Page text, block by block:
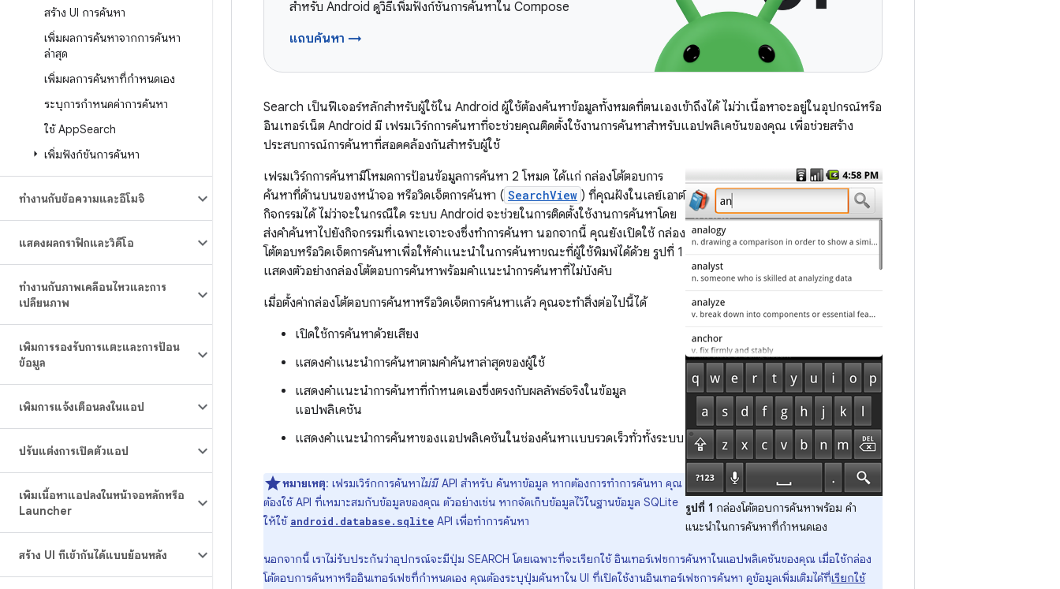
สร้าง UI การค้นหา
เพิ่มผลการค้นหาจากการค้นหา
ล่าสุด
เพิ่มผลการค้นหาที่กำหนดเอง
ระบุการกำหนดค่าการค้นหา
ใช้ AppSearch
เพิ่มฟังก์ชันการค้นหา
ทำงานกับข้อความและอีโมจิ
แสดงผลกราฟิกและวิดีโอ
ทำงานกับภาพเคลื่อนไหวและการ
เปลี่ยนภาพ
เพิ่มการรองรับการแตะและการป้อน
ข้อมูล
เพิ่มการแจ้งเตือนลงในแอป
ปรับแต่งการเปิดตัวแอป
เพิ่มเนื้อหาแอปลงในหน้าจอหลักหรือ
Launcher
สร้าง UI ที่เข้ากันได้แบบย้อนหลัง
สำหรับ Android ดูวิธีเพิ่มฟังก์ชันการค้นหาใน Compose
แถบค้นหา →
Search เป็นฟีเจอร์หลักสำหรับผู้ใช้ใน Android ผู้ใช้ต้องค้นหาข้อมูลทั้งหมดที่ตนเองเข้าถึงได้ ไม่ว่าเนื้อหาจะอยู่ในอุปกรณ์หรือ
อินเทอร์เน็ต Android มี เฟรมเวิร์กการค้นหาที่จะช่วยคุณติดตั้งใช้งานการค้นหาสำหรับแอปพลิเคชันของคุณ เพื่อช่วยสร้าง
ประสบการณ์การค้นหาที่สอดคล้องกันสำหรับผู้ใช้
รูปที่ 1 กล่องโต้ตอบการค้นหาพร้อม คำ
แนะนำในการค้นหาที่กำหนดเอง
เฟรมเวิร์กการค้นหามีโหมดการป้อนข้อมูลการค้นหา 2 โหมด ได้แก่ กล่องโต้ตอบการ
ค้นหาที่ด้านบนของหน้าจอ หรือวิดเจ็ตการค้นหา ( SearchView ) ที่คุณฝังในเลย์เอาต์
กิจกรรมได้ ไม่ว่าจะในกรณีใด ระบบ Android จะช่วยในการติดตั้งใช้งานการค้นหาโดย
ส่งคำค้นหาไปยังกิจกรรมที่เฉพาะเจาะจงซึ่งทำการค้นหา นอกจากนี้ คุณยังเปิดใช้ กล่อง
โต้ตอบหรือวิดเจ็ตการค้นหาเพื่อให้คำแนะนำในการค้นหาขณะที่ผู้ใช้พิมพ์ได้ด้วย รูปที่ 1
แสดงตัวอย่างกล่องโต้ตอบการค้นหาพร้อมคำแนะนำการค้นหาที่ไม่บังคับ
เมื่อตั้งค่ากล่องโต้ตอบการค้นหาหรือวิดเจ็ตการค้นหาแล้ว คุณจะทำสิ่งต่อไปนี้ได้
เปิดใช้การค้นหาด้วยเสียง
แสดงคำแนะนำการค้นหาตามคำค้นหาล่าสุดของผู้ใช้
แสดงคำแนะนำการค้นหาที่กำหนดเองซึ่งตรงกับผลลัพธ์จริงในข้อมูล
แอปพลิเคชัน
แสดงคำแนะนำการค้นหาของแอปพลิเคชันในช่องค้นหาแบบรวดเร็วทั่วทั้งระบบ
หมายเหตุ: เฟรมเวิร์กการค้นหาไม่มี API สำหรับ ค้นหาข้อมูล หากต้องการทำการค้นหา คุณ
ต้องใช้ API ที่เหมาะสมกับข้อมูลของคุณ ตัวอย่างเช่น หากจัดเก็บข้อมูลไว้ในฐานข้อมูล SQLite
ให้ใช้ android.database.sqlite API เพื่อทำการค้นหา
นอกจากนี้ เราไม่รับประกันว่าอุปกรณ์จะมีปุ่ม SEARCH โดยเฉพาะที่จะเรียกใช้ อินเทอร์เฟซการค้นหาในแอปพลิเคชันของคุณ เมื่อใช้กล่อง
โต้ตอบการค้นหาหรืออินเทอร์เฟซที่กำหนดเอง คุณต้องระบุปุ่มค้นหาใน UI ที่เปิดใช้งานอินเทอร์เฟซการค้นหา ดูข้อมูลเพิ่มเติมได้ที่เรียกใช้